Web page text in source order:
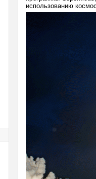
использованию